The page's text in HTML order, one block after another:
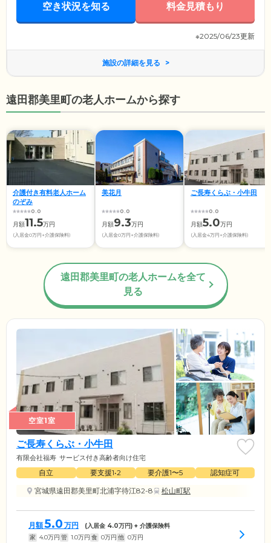
空き状況を知る 料金見積もり
※2025/06/23更新
施設の詳細を見る
遠田郡美里町の老人ホームから探す
介護付き有料老人ホーム
のぞみ
0.0
月額11.5万円
(入居金0万円+介護保険料)
美花月
0.0
月額9.3万円
(入居金0万円+介護保険料)
ご長寿くらぶ・小牛田
0.0
月額5.0万円
(入居金4万円+介護保険料)
遠田郡美里町の老人ホームを全て
見る
空室1室
ご長寿くらぶ・小牛田
有限会社福寿 サービス付き高齢者向け住宅
自立 要支援1•2 要介護1〜5
認知症可
宮城県遠田郡美里町北浦字待江82-8
松山町駅
月額5.0 万円 (入居金 4.0万円) + 介護保険料
家 4.0万円 管 1.0万円 食 0万円 他 0万円